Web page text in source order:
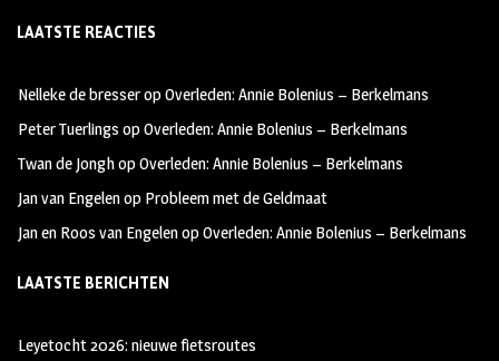
b
oo
k
ag
m
tt
LAATSTE REACTIES
Nelleke de bresseropOverleden: Annie Bolenius – Berkelmans
Peter Tuerlings opOverleden: Annie Bolenius – Berkelmans
Twan de JonghopOverleden: Annie Bolenius – Berkelmans
Jan van Engelenop Probleem met de Geldmaat
Jan en Roos van EngelenopOverleden: Annie Bolenius – Berkelmans
LAATSTE BERICHTEN
Leyetocht 2026: nieuwe fietsroutes